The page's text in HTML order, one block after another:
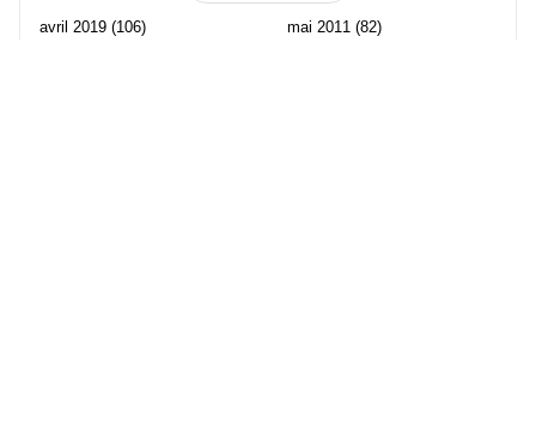
avril 2019 (106) mai 2011 (82)